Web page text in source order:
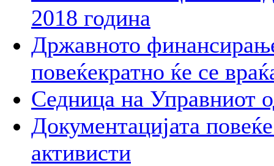
2018 година
Државното
повеќекратно ќе се
Седница на
Документацијата
активисти